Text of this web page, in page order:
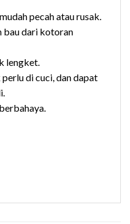
pecah atau rusak.
bau dari kotoran
lengket.
di cuci, dan dapat